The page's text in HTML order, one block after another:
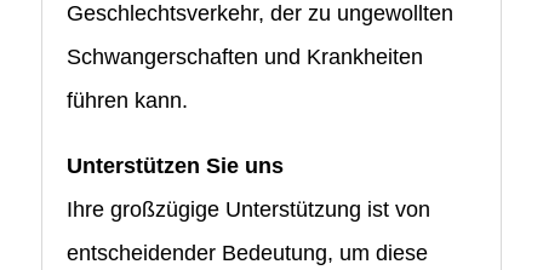
Geschlechtsverkehr, der zu ungewollten
Schwangerschaften und Krankheiten
führen kann.
Unterstützen Sie uns
Ihre großzügige Unterstützung ist von
entscheidender Bedeutung, um diese